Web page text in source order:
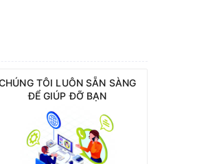
TÔI LUÔN SẴN SÀNG
ĐỂ GIÚP ĐỠ BẠN